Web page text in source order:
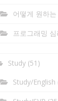
어떻게 원하
프로그래밍
Study(51)
Study/English